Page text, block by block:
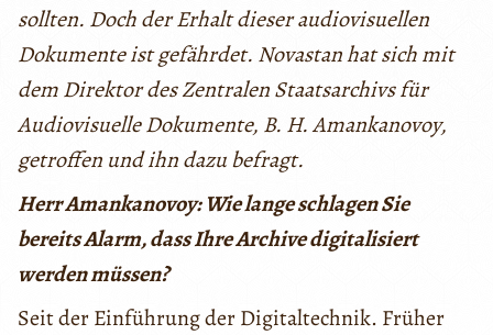
sollten. Doch der Erhalt dieser audiovisuellen
Dokumente ist gefährdet. Novastan hat sich mit
dem Direktor des Zentralen Staatsarchivs für
Audiovisuelle Dokumente, B. H. Amankanovoy,
getroffen und ihn dazu befragt.
Herr Amankanovoy: Wie lange schlagen Sie
bereits Alarm, dass Ihre Archive digitalisiert
werden müssen?
Seit der Einführung der Digitaltechnik. Früher